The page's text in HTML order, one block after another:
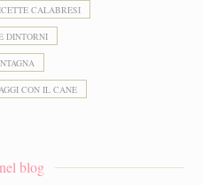
CALABRESI
DINTORNI
CON IL CANE
blog